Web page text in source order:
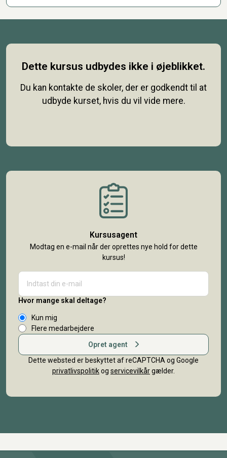
Dette kursus udbydes ikke i øjeblikket.
Du kan kontakte de skoler, der er godkendt til at
udbyde kurset, hvis du vil vide mere.
Kursusagent
Modtag en e-mail når der oprettes nye hold for dette
kursus!
Hvor mange skal deltage?
Kun mig
Flere medarbejdere
Opret agent
Dette websted er beskyttet af reCAPTCHA og Google
privatlivspolitikog servicevilkårgælder.